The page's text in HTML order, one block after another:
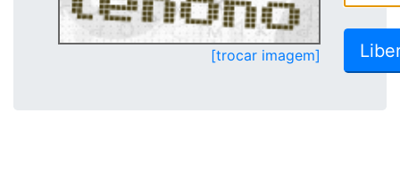
[trocar imagem]